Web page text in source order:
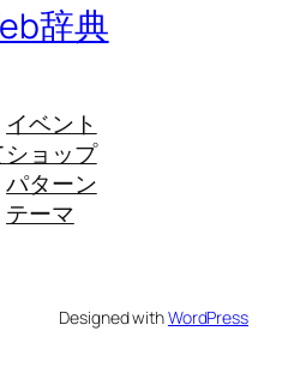
辞典
イベント
ショップ
パターン
テーマ
Designed withWordPress